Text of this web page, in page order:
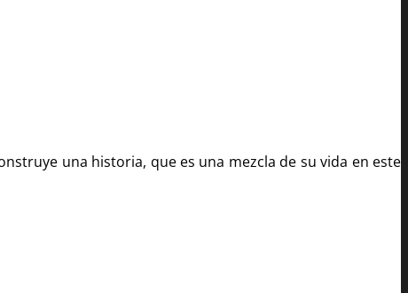
una historia, que es una mezcla de su vida en este